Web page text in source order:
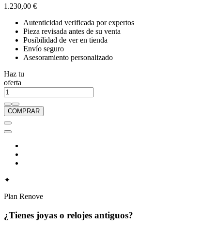
1.230,00 €
Autenticidad verificada por expertos
Pieza revisada antes de su venta
Posibilidad de ver en tienda
Envío seguro
Asesoramiento personalizado
Haz tu
oferta
COMPRAR
✦
Plan Renove
¿Tienes joyas o relojes antiguos?